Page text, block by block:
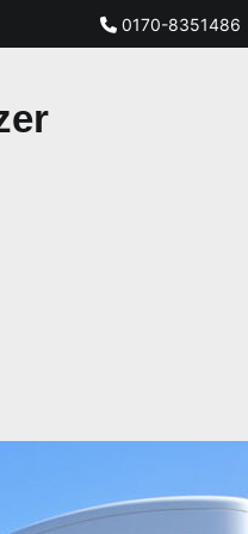
0170-8351486